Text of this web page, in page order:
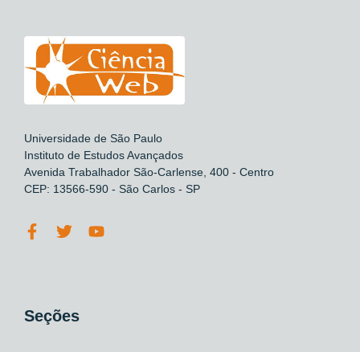
Universidade de São Paulo
Instituto de Estudos Avançados
Avenida Trabalhador São-Carlense, 400 - Centro
CEP: 13566-590 - São Carlos - SP
Seções